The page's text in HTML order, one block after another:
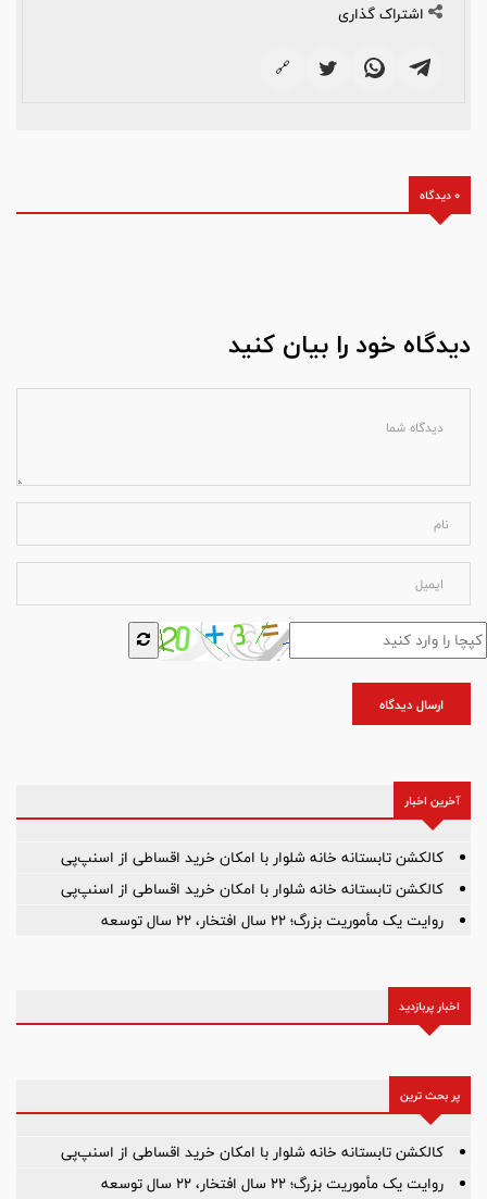
اشتراک گذاری
🔗
0 دیدگاه
دیدگاه خود را بیان کنید
ارسال دیدگاه
آخرین اخبار
کالکشن تابستانه خانه شلوار با امکان خرید اقساطی از اسنپ‌پی
کالکشن تابستانه خانه شلوار با امکان خرید اقساطی از اسنپ‌پی
روایت یک مأموریت بزرگ؛ ۲۲ سال افتخار، ۲۲ سال توسعه
اخبار پربازدید
پر بحث ترین
کالکشن تابستانه خانه شلوار با امکان خرید اقساطی از اسنپ‌پی
روایت یک مأموریت بزرگ؛ ۲۲ سال افتخار، ۲۲ سال توسعه